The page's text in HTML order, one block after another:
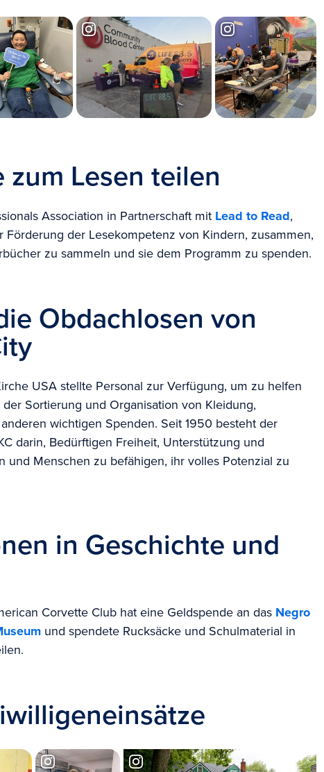
zum Lesen teilen
Association in Partnerschaft mit Lead to Read,
Förderung der Lesekompetenz von Kindern, zusammen,
zu sammeln und sie dem Programm zu spenden.
Obdachlosen von
USA stellte Personal zur Verfügung, um zu helfen
der Sortierung und Organisation von Kleidung,
wichtigen Spenden. Seit 1950 besteht der
darin, Bedürftigen Freiheit, Unterstützung und
und Menschen zu befähigen, ihr volles Potenzial zu
in Geschichte und
Corvette Club hat eine Geldspende an das Negro
und spendete Rucksäcke und Schulmaterial in